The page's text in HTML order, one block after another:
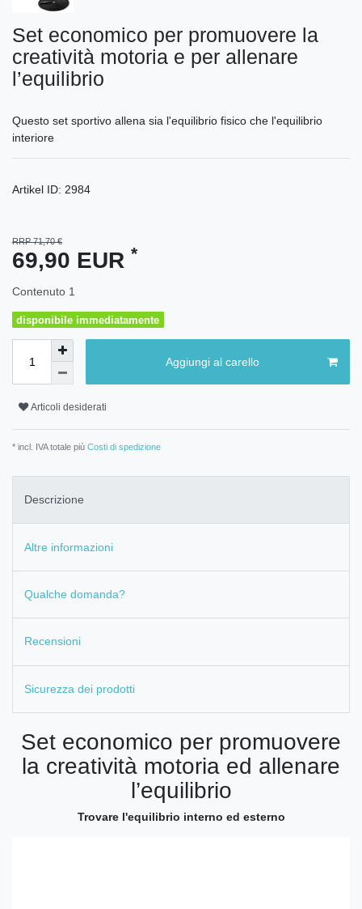
Set economico per promuovere la
creatività motoria e per allenare
l’equilibrio
Questo set sportivo allena sia l'equilibrio fisico che l'equilibrio
interiore
Artikel ID: 2984
RRP 71,70 €
69,90 EUR *
Contenuto 1
disponibile immediatamente
Aggiungi al carello
Articoli desiderati
* incl. IVA totale più Costi di spedizione
Descrizione
Altre informazioni
Qualche domanda?
Recensioni
Sicurezza dei prodotti
Set economico per promuovere
la creatività motoria ed allenare
l’equilibrio
Trovare l'equilibrio interno ed esterno